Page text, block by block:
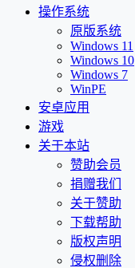
操作系统
原版系统
Windows 11
Windows 10
Windows 7
WinPE
安卓应用
游戏
关于本站
赞助会员
捐赠我们
关于赞助
下载帮助
版权声明
侵权删除